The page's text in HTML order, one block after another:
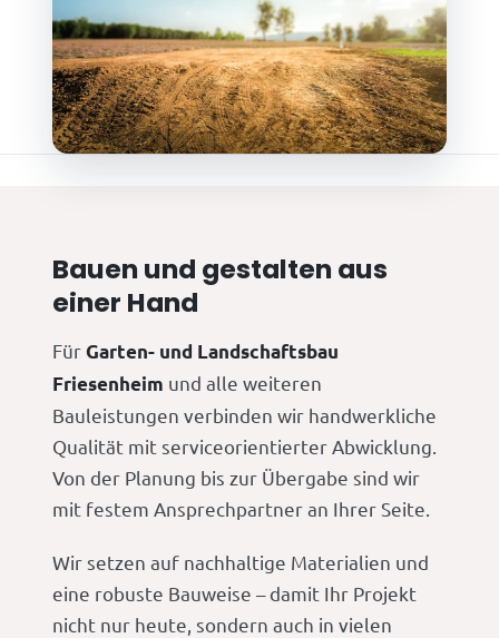
Bauen und gestalten aus
einer Hand
FürGarten- und Landschaftsbau
Friesenheim und alle weiteren
Bauleistungen verbinden wir handwerkliche
Qualität mit serviceorientierter Abwicklung.
Von der Planung bis zur Übergabe sind wir
mit festem Ansprechpartner an Ihrer Seite.
Wir setzen auf nachhaltige Materialien und
eine robuste Bauweise – damit Ihr Projekt
nicht nur heute, sondern auch in vielen